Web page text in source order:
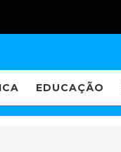
EDUCAÇÃO